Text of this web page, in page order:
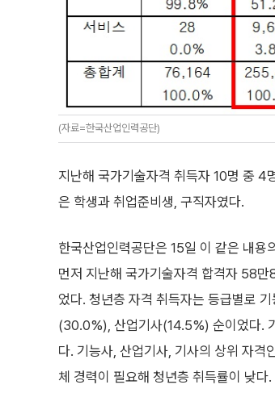
(자료=한국산업인력공단)
지난해 국가기술자격 취득자 10명 중
은 학생과 취업준비생, 구직자였다.
한국산업인력공단은 15일 이 같은 내용
먼저 지난해 국가기술자격 합격자 58
었다. 청년층 자격 취득자는 등급별로
(30.0%), 산업기사(14.5%) 순이었다.
다. 기능사, 산업기사, 기사의 상위 자격
체 경력이 필요해 청년층 취득률이 낮다.